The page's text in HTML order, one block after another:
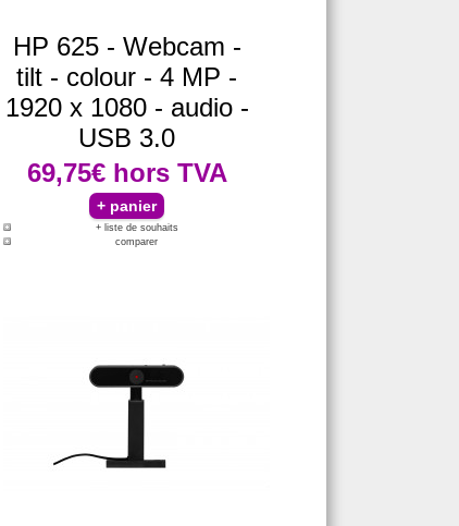
HP 625 - Webcam -
tilt - colour - 4 MP -
1920 x 1080 - audio -
USB 3.0
69,75€ hors TVA
+ liste de souhaits
comparer